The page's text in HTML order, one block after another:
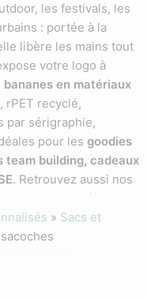
les festivals, les
: portée à la
libère les mains tout
votre logo à
bananes en matériaux
rPET recyclé,
par sérigraphie,
pour les goodies
building, cadeaux
. Retrouvez aussi nos
personnalisés.
» Sacs et